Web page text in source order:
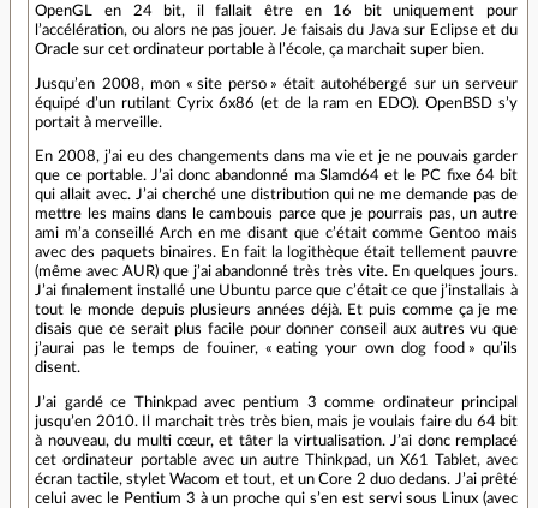
OpenGL en 24 bit, il fallait être en 16 bit uniquement pour
l’accélération, ou alors ne pas jouer. Je faisais du Java sur Eclipse et du
Oracle sur cet ordinateur portable à l’école, ça marchait super bien.
Jusqu’en 2008, mon « site perso » était autohébergé sur un serveur
équipé d’un rutilant Cyrix 6x86 (et de la ram en EDO). OpenBSD s’y
portait à merveille.
En 2008, j’ai eu des changements dans ma vie et je ne pouvais garder
que ce portable. J’ai donc abandonné ma Slamd64 et le PC fixe 64 bit
qui allait avec. J’ai cherché une distribution qui ne me demande pas de
mettre les mains dans le cambouis parce que je pourrais pas, un autre
ami m’a conseillé Arch en me disant que c’était comme Gentoo mais
avec des paquets binaires. En fait la logithèque était tellement pauvre
(même avec AUR) que j’ai abandonné très très vite. En quelques jours.
J’ai finalement installé une Ubuntu parce que c’était ce que j’installais à
tout le monde depuis plusieurs années déjà. Et puis comme ça je me
disais que ce serait plus facile pour donner conseil aux autres vu que
j’aurai pas le temps de fouiner, « eating your own dog food » qu’ils
disent.
J’ai gardé ce Thinkpad avec pentium 3 comme ordinateur principal
jusqu’en 2010. Il marchait très très bien, mais je voulais faire du 64 bit
à nouveau, du multi cœur, et tâter la virtualisation. J’ai donc remplacé
cet ordinateur portable avec un autre Thinkpad, un X61 Tablet, avec
écran tactile, stylet Wacom et tout, et un Core 2 duo dedans. J’ai prêté
celui avec le Pentium 3 à un proche qui s’en est servi sous Linux (avec